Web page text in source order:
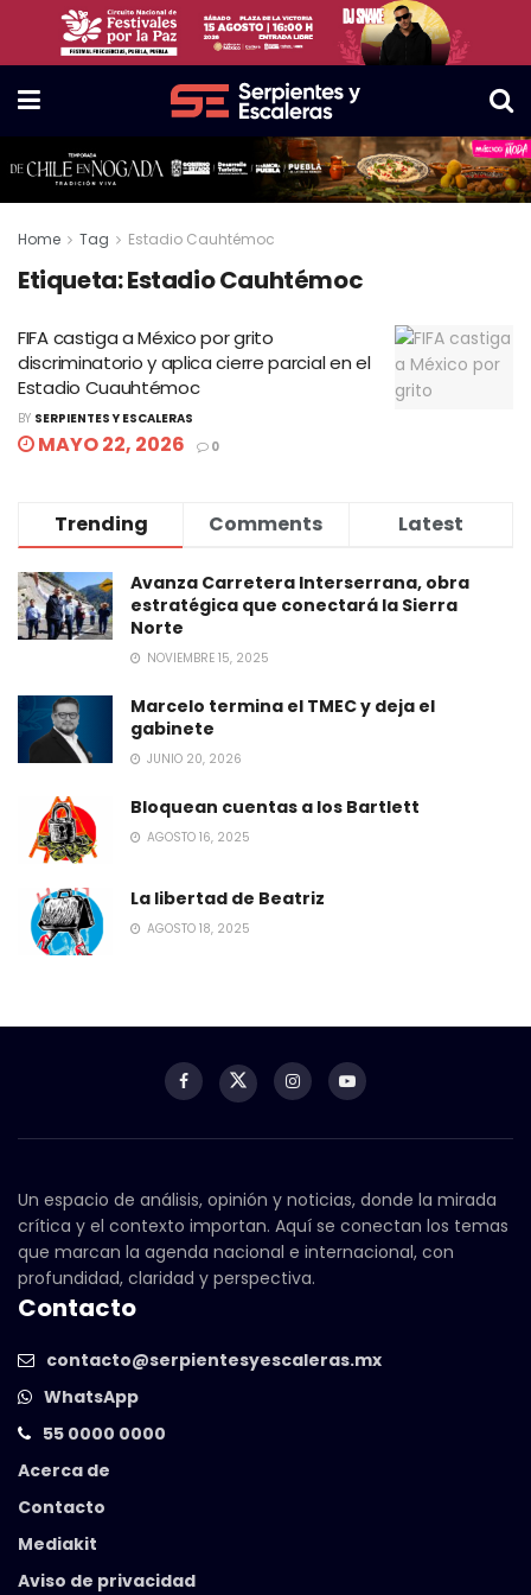
Home Tag Estadio Cauhtémoc
Etiqueta:Estadio Cauhtémoc
FIFA castiga a México por grito
discriminatorio y aplica cierre parcial en el
Estadio Cuauhtémoc
BY SERPIENTES Y ESCALERAS
MAYO 22, 2026 0
Trending Comments Latest
Avanza Carretera Interserrana, obra
estratégica que conectará la Sierra
Norte
NOVIEMBRE 15, 2025
Marcelo termina el TMEC y deja el
gabinete
JUNIO 20, 2026
Bloquean cuentas a los Bartlett
AGOSTO 16, 2025
La libertad de Beatriz
AGOSTO 18, 2025
Un espacio de análisis, opinión y noticias, donde la mirada
crítica y el contexto importan. Aquí se conectan los temas
que marcan la agenda nacional e internacional, con
profundidad, claridad y perspectiva.
Contacto
contacto@serpientesyescaleras.mx
WhatsApp
55 0000 0000
Acerca de
Contacto
Mediakit
Aviso de privacidad